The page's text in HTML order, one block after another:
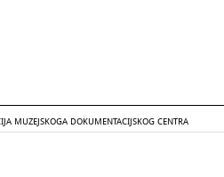
MUZEJSKOGA DOKUMENTACIJSKOG CENTRA